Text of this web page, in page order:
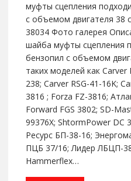
муфты сцепления
с объемом двигателя 38
38034 Фото галерея
шайба муфты сцепления
бензопил с объемом
таких моделей как Carver
238; Carver RSG-41-16K;
3816 ; Forza FZ-3816;
Forward FGS 3802; SD-
99376X; ShtormPower DC
Ресурс БП-38-16;
ПЦБ 37/16; Лидер ЛБЦП-
Hammerflex…